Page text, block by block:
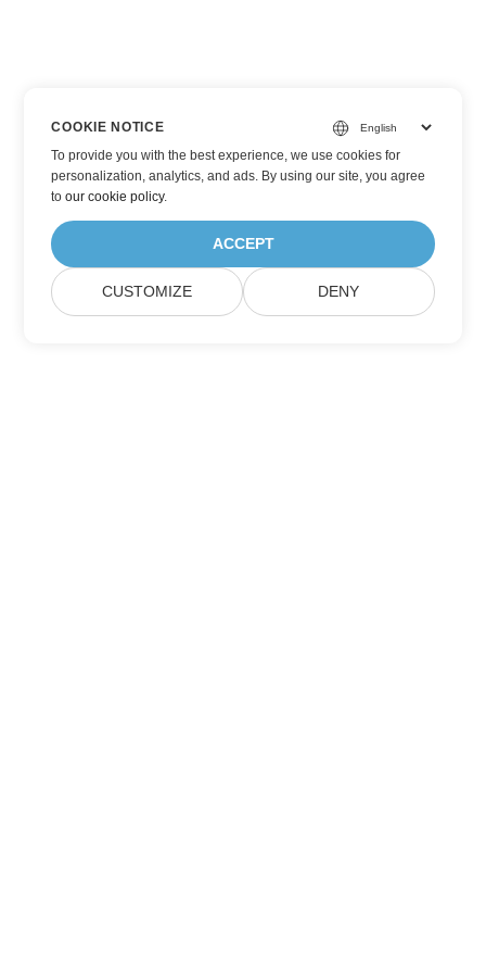
COOKIE NOTICE
To provide you with the best experience, we use cookies for
personalization, analytics, and ads. By using our site, you agree
toour cookie policy.
ACCEPT
CUSTOMIZE DENY